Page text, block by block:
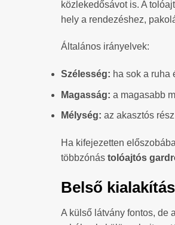
közlekedősávot is. A
hely a rendezéshez,
Általános irányelvek:
Szélesség: ha sok a ruha
Magasság: a magasabb
Mélység: az akasztós
Ha kifejezetten
többzónás tolóajtós
Belső
A külső látvány fontos, de